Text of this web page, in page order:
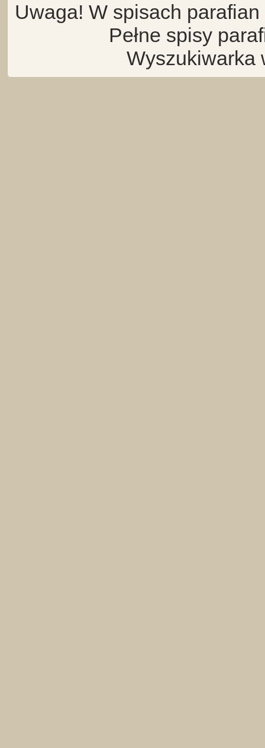
Uwaga! W spisach
Pełne spisy
Wyszukiwarka